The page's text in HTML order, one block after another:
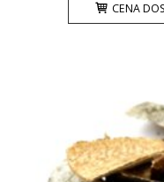
CENA